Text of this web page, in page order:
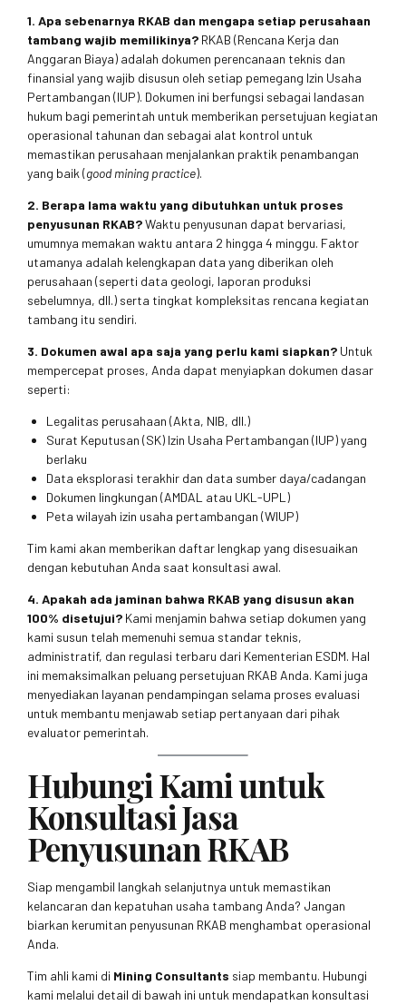
1. Apa sebenarnya RKAB dan mengapa setiap perusahaan
tambang wajib memilikinya? RKAB (Rencana Kerja dan
Anggaran Biaya) adalah dokumen perencanaan teknis dan
finansial yang wajib disusun oleh setiap pemegang Izin Usaha
Pertambangan (IUP). Dokumen ini berfungsi sebagai landasan
hukum bagi pemerintah untuk memberikan persetujuan kegiatan
operasional tahunan dan sebagai alat kontrol untuk
memastikan perusahaan menjalankan praktik penambangan
yang baik (good mining practice).
2. Berapa lama waktu yang dibutuhkan untuk proses
penyusunan RKAB?Waktu penyusunan dapat bervariasi,
umumnya memakan waktu antara 2 hingga 4 minggu. Faktor
utamanya adalah kelengkapan data yang diberikan oleh
perusahaan (seperti data geologi, laporan produksi
sebelumnya, dll.) serta tingkat kompleksitas rencana kegiatan
tambang itu sendiri.
3. Dokumen awal apa saja yang perlu kami siapkan? Untuk
mempercepat proses, Anda dapat menyiapkan dokumen dasar
seperti:
Legalitas perusahaan (Akta, NIB, dll.)
Surat Keputusan (SK) Izin Usaha Pertambangan (IUP) yang
berlaku
Data eksplorasi terakhir dan data sumber daya/cadangan
Dokumen lingkungan (AMDAL atau UKL-UPL)
Peta wilayah izin usaha pertambangan (WIUP)
Tim kami akan memberikan daftar lengkap yang disesuaikan
dengan kebutuhan Anda saat konsultasi awal.
4. Apakah ada jaminan bahwa RKAB yang disusun akan
100% disetujui? Kami menjamin bahwa setiap dokumen yang
kami susun telah memenuhi semua standar teknis,
administratif, dan regulasi terbaru dari Kementerian ESDM. Hal
ini memaksimalkan peluang persetujuan RKAB Anda. Kami juga
menyediakan layanan pendampingan selama proses evaluasi
untuk membantu menjawab setiap pertanyaan dari pihak
evaluator pemerintah.
Hubungi Kami untuk
Konsultasi Jasa
Penyusunan RKAB
Siap mengambil langkah selanjutnya untuk memastikan
kelancaran dan kepatuhan usaha tambang Anda? Jangan
biarkan kerumitan penyusunan RKAB menghambat operasional
Anda.
Tim ahli kami di Mining Consultants siap membantu. Hubungi
kami melalui detail di bawah ini untuk mendapatkan konsultasi